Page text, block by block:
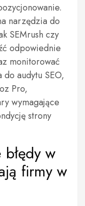
narzędzia do
SEMrush czy
odpowiednie
monitorować
audytu SEO,
Pro,
wymagające
strony
błędy w
firmy w